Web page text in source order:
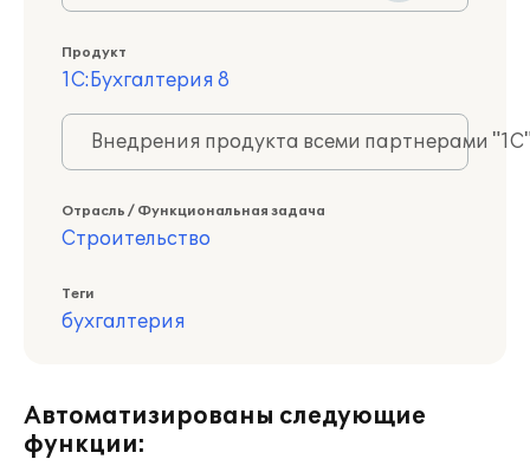
Продукт
1С:Бухгалтерия 8
Внедрения продукта всеми партнерами
Отрасль / Функциональная задача
Строительство
Теги
бухгалтерия
Автоматизированы следующие
функции: